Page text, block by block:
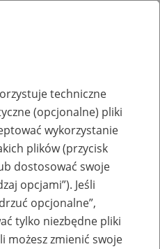
lub
pracy
techniczne
(opcjonalne) pliki
wykorzystanie
plików (przycisk
dostosować swoje
opcjami”). Jeśli
opcjonalne”,
tylko niezbędne pliki
możesz zmienić swoje